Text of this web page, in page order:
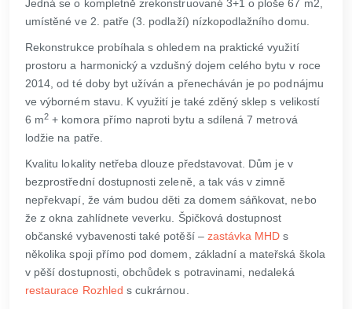
Jedná se o kompletně zrekonstruované 3+1 o ploše 67 m2,
umístěné ve 2. patře (3. podlaží) nízkopodlažního domu.
Rekonstrukce probíhala s ohledem na praktické využití
prostoru a harmonický a vzdušný dojem celého bytu v roce
2014, od té doby byt užíván a přenecháván je po podnájmu
ve výborném stavu. K využití je také zděný sklep s velikostí
6 m2 + komora přímo naproti bytu a sdílená 7 metrová
lodžie na patře.
Kvalitu lokality netřeba dlouze představovat. Dům je v
bezprostřední dostupnosti zeleně, a tak vás v zimně
nepřekvapí, že vám budou děti za domem sáňkovat, nebo
že z okna zahlídnete veverku. Špičková dostupnost
občanské vybavenosti také potěší – zastávka MHD s
několika spoji přímo pod domem, základní a mateřská škola
v pěší dostupnosti, obchůdek s potravinami, nedaleká
restaurace Rozhled s cukrárnou.